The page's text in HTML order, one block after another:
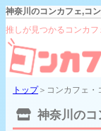
神奈川のコンカフェ,コ
推しが見つかるコンカフ
トップ＞コンカフェ・
神奈川のコ